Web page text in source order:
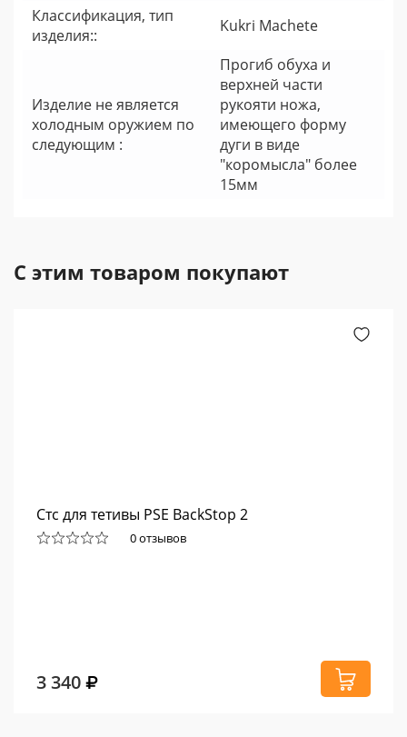
Классификация, тип
изделия::
Kukri Machete
Изделие не является
холодным оружием по
следующим :
Прогиб обуха и
верхней части
рукояти ножа,
имеющего форму
дуги в виде
"коромысла" более
15мм
С этим товаром покупают
Стс для тетивы PSE BackStop 2
0 отзывов
3 340